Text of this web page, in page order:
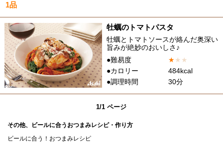
1品
牡蠣のトマトパスタ
牡蠣とトマトソースが絡んだ奥深い
旨みが絶妙のおいしさ♪
●難易度
★★ ★
●カロリー
484kcal
●調理時間
30分
1/1 ページ
その他、ビールに合うおつまみレシピ・作り方
ビールに合う！おつまみレシピ